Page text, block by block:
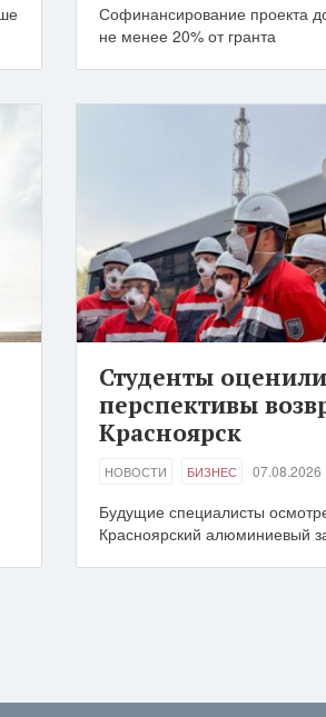
Софинансирование проекта
не менее 20% от гранта
Студенты оценили
перспективы
Красноярск
НОВОСТИ БИЗНЕС 07.08.2026
Будущие специалисты
Красноярский алюминиевый